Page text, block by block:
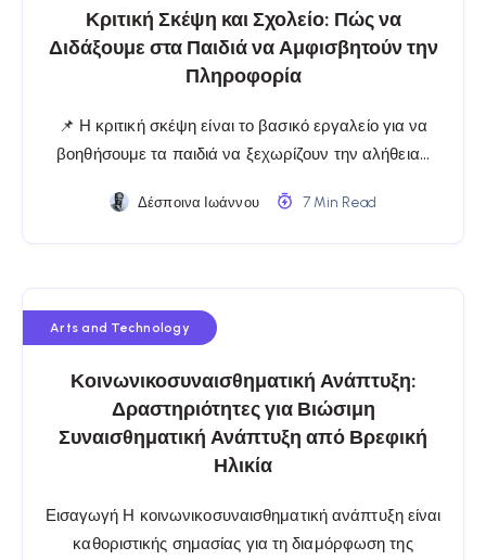
Κριτική Σκέψη και Σχολείο: Πώς να
Διδάξουμε στα Παιδιά να Αμφισβητούν την
Πληροφορία
📌 Η κριτική σκέψη είναι το βασικό εργαλείο για να
βοηθήσουμε τα παιδιά να ξεχωρίζουν την αλήθεια…
Δέσποινα Ιωάννου 7 Min Read
Arts and Technology
Κοινωνικοσυναισθηματική Ανάπτυξη:
Δραστηριότητες για Βιώσιμη
Συναισθηματική Ανάπτυξη από Βρεφική
Ηλικία
Εισαγωγή Η κοινωνικοσυναισθηματική ανάπτυξη είναι
καθοριστικής σημασίας για τη διαμόρφωση της